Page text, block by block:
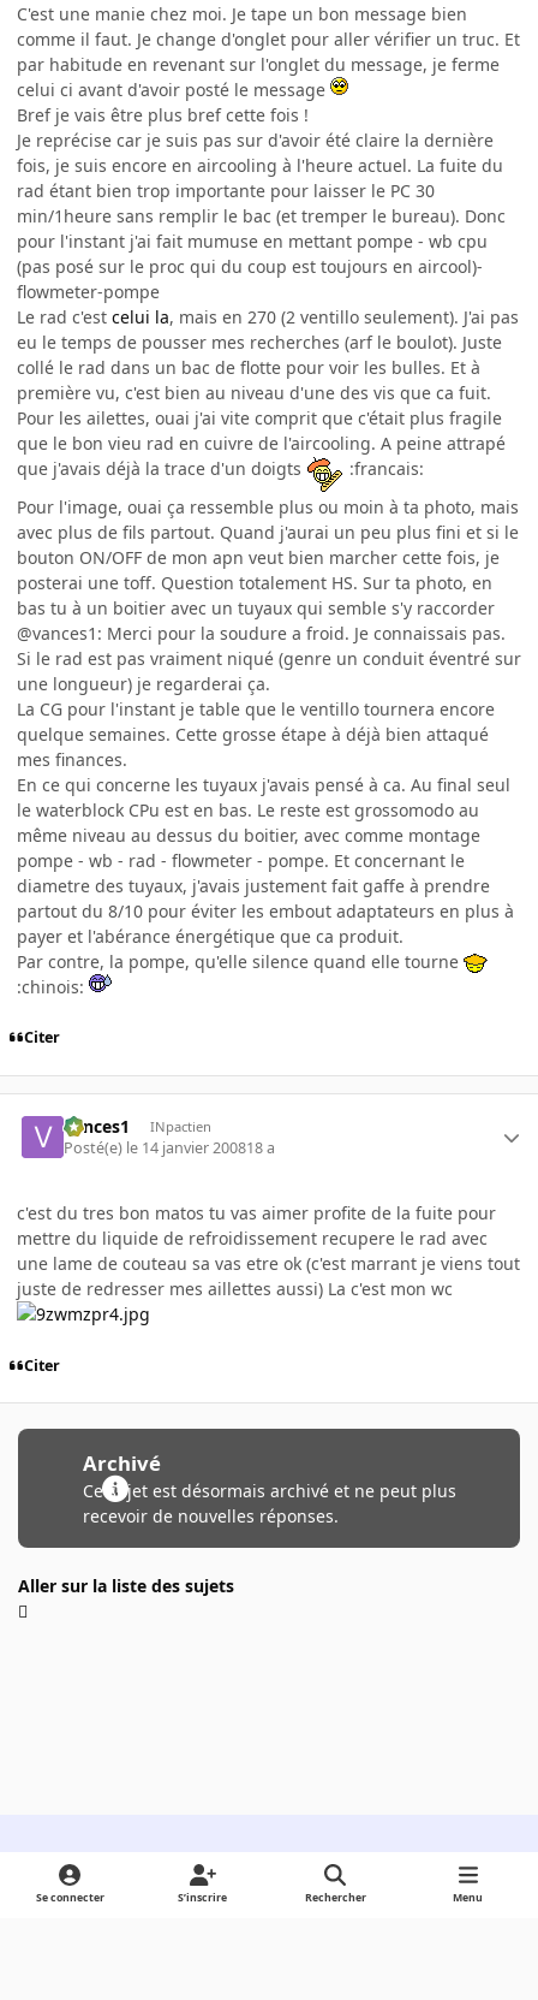
C'est une manie chez moi. Je tape un bon message bien
comme il faut. Je change d'onglet pour aller vérifier un truc. Et
par habitude en revenant sur l'onglet du message, je ferme
celui ci avant d'avoir posté le message
Bref je vais être plus bref cette fois !
Je reprécise car je suis pas sur d'avoir été claire la dernière
fois, je suis encore en aircooling à l'heure actuel. La fuite du
rad étant bien trop importante pour laisser le PC 30
min/1heure sans remplir le bac (et tremper le bureau). Donc
pour l'instant j'ai fait mumuse en mettant pompe - wb cpu
(pas posé sur le proc qui du coup est toujours en aircool)-
flowmeter-pompe
Le rad c'est celui la, mais en 270 (2 ventillo seulement). J'ai pas
eu le temps de pousser mes recherches (arf le boulot). Juste
collé le rad dans un bac de flotte pour voir les bulles. Et à
première vu, c'est bien au niveau d'une des vis que ca fuit.
Pour les ailettes, ouai j'ai vite comprit que c'était plus fragile
que le bon vieu rad en cuivre de l'aircooling. A peine attrapé
que j'avais déjà la trace d'un doigts
:francais:
Pour l'image, ouai ça ressemble plus ou moin à ta photo, mais
avec plus de fils partout. Quand j'aurai un peu plus fini et si le
bouton ON/OFF de mon apn veut bien marcher cette fois, je
posterai une toff. Question totalement HS. Sur ta photo, en
bas tu à un boitier avec un tuyaux qui semble s'y raccorder
@vances1: Merci pour la soudure a froid. Je connaissais pas.
Si le rad est pas vraiment niqué (genre un conduit éventré sur
une longueur) je regarderai ça.
La CG pour l'instant je table que le ventillo tournera encore
quelque semaines. Cette grosse étape à déjà bien attaqué
mes finances.
En ce qui concerne les tuyaux j'avais pensé à ca. Au final seul
le waterblock CPu est en bas. Le reste est grossomodo au
même niveau au dessus du boitier, avec comme montage
pompe - wb - rad - flowmeter - pompe. Et concernant le
diametre des tuyaux, j'avais justement fait gaffe à prendre
partout du 8/10 pour éviter les embout adaptateurs en plus à
payer et l'abérance énergétique que ca produit.
Par contre, la pompe, qu'elle silence quand elle tourne
:chinois:
Citer
vances1 INpactien
Posté(e) le 14 janvier 200818 a
c'est du tres bon matos tu vas aimer profite de la fuite pour
mettre du liquide de refroidissement recupere le rad avec
une lame de couteau sa vas etre ok (c'est marrant je viens tout
juste de redresser mes aillettes aussi) La c'est mon wc
Citer
Archivé
Ce sujet est désormais archivé et ne peut plus
recevoir de nouvelles réponses.
Aller sur la liste des sujets
Light ModeDark ModeSystem Preference
Se connecter S’inscrire Rechercher Menu